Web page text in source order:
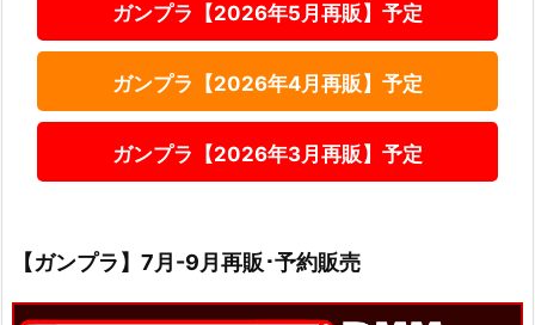
ガンプラ【2026年5月再販】予定
ガンプラ【2026年4月再販】予定
ガンプラ【2026年3月再販】予定
【ガンプラ】7月-9月再販･予約販売